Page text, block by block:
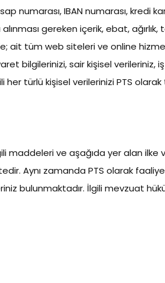
numarası, IBAN numarası, kredi
gereken içerik, ebat,
ait tüm web siteleri ve online
bilgilerinizi, sair kişisel verileriniz,
türlü kişisel verilerinizi PTS
maddeleri ve aşağıda yer alan
Aynı zamanda PTS olarak
bulunmaktadır. İlgili mevzuat